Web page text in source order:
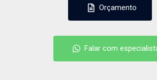
Orçamento
Falar com